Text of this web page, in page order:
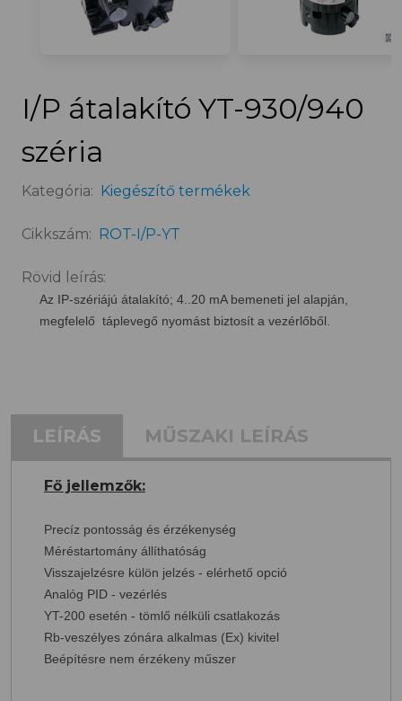
I/P átalakító YT-930/940
széria
Kategória: Kiegészítő termékek
Cikkszám: ROT-I/P-YT
Rövid leírás:
Az IP-szériájú átalakító; 4..20 mA bemeneti jel alapján,
megfelelő táplevegő nyomást biztosít a vezérlőből.
LEÍRÁS MŰSZAKI LEÍRÁS
Fő jellemzők:
Precíz pontosság és érzékenység
Méréstartomány állíthatóság
Visszajelzésre külön jelzés - elérhető opció
Analóg PID - vezérlés
YT-200 esetén - tömlő nélküli csatlakozás
Rb-veszélyes zónára alkalmas (Ex) kivitel
Beépítésre nem érzékeny műszer